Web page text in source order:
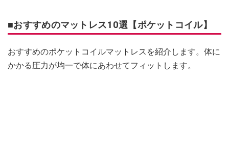
■おすすめのマットレス10選【ポケットコイル】
おすすめのポケットコイルマットレスを紹介します。体に
かかる圧力が均一で体にあわせてフィットします。